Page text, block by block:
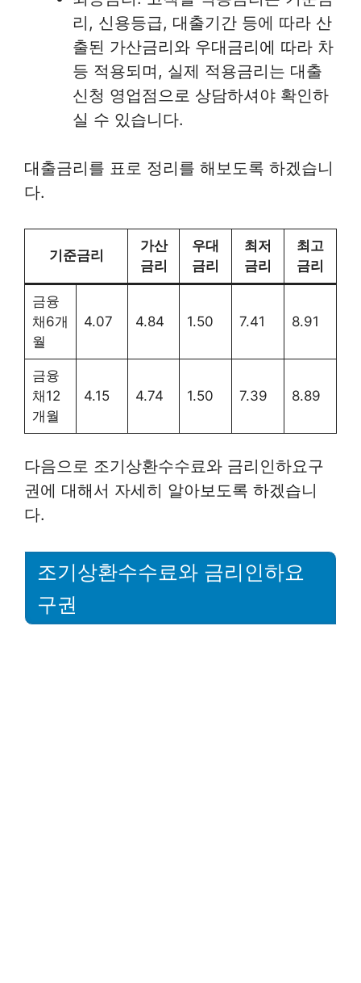
리, 신용등급, 대출기간 등에 따라 산
출된 가산금리와 우대금리에 따라 차
등 적용되며, 실제 적용금리는 대출
신청 영업점으로 상담하셔야 확인하
실 수 있습니다.
대출금리를 표로 정리를 해보도록 하겠습니
다.
기준금리
가산
금리
우대
금리
최저
금리
최고
금리
금융
채6개
월
4.07 4.84 1.50 7.41 8.91
금융
채12
개월
4.15 4.74 1.50 7.39 8.89
다음으로 조기상환수수료와 금리인하요구
권에 대해서 자세히 알아보도록 하겠습니
다.
조기상환수수료와 금리인하요
구권